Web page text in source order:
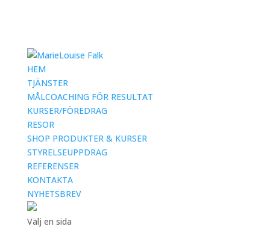
HEM
TJÄNSTER
MÅLCOACHING FÖR RESULTAT
KURSER/FÖREDRAG
RESOR
SHOP PRODUKTER & KURSER
STYRELSEUPPDRAG
REFERENSER
KONTAKTA
NYHETSBREV
Välj en sida